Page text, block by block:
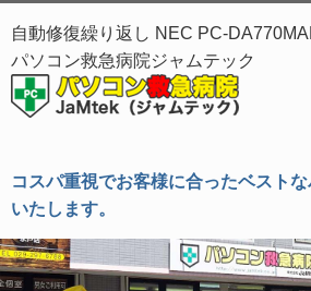
自動修復繰り返し NEC PC-
パソコン救急病院ジャムテック
コスパ重視でお客様に合ったベスト
いたします。